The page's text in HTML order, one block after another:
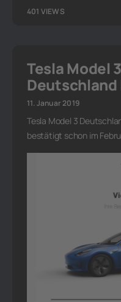
401 VIEWS
Tesla Model
11. Januar 2019
Tesla Model 3
bestätigt schon im